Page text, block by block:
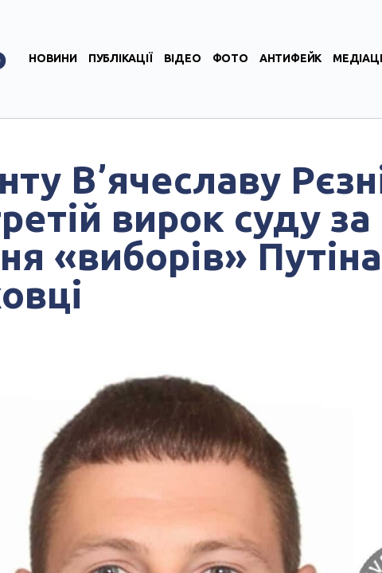
НОВИНИ ПУБЛІКАЦІЇ ВІДЕО ФОТО АНТИФЕЙК
Вʼячеславу
вирок суду за
«виборів»